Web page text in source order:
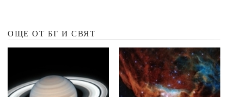
ОЩЕ ОТ БГ И СВЯТ